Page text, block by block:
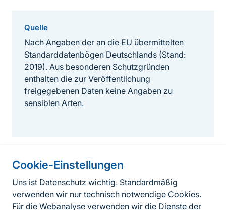
Cookie-Einstellungen
Uns ist Datenschutz wichtig. Standardmäßig
verwenden wir nur technisch notwendige Cookies.
Für die Webanalyse verwenden wir die Dienste der
Quelle
Nach Angaben der an die EU übermittelten
Standarddatenbögen Deutschlands (Stand:
2019). Aus besonderen Schutzgründen
enthalten die zur Veröffentlichung
freigegebenen Daten keine Angaben zu
sensiblen Arten.
Informationen zur Seite
FußzeileKontakt zum BfN